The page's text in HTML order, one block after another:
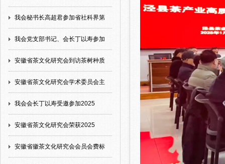
我会秘书长高超君参加省社科界第
我会党支部书记、会长丁以寿参加
安徽省茶文化研究会到访茶树种质
安徽省茶文化研究会学术委员会主
我会会长丁以寿受邀参加2025
安徽省茶文化研究会荣获2025
安徽省徽茶文化研究会会员会费标